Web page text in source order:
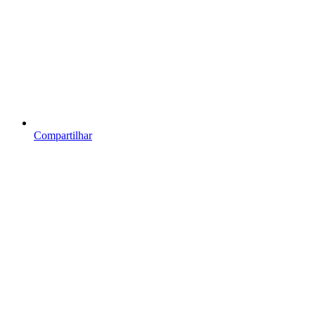
Compartilhar